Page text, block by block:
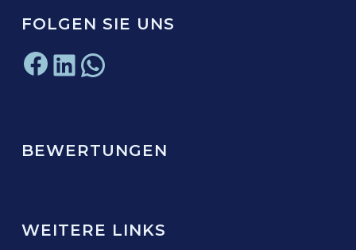
FOLGEN SIE UNS
Facebook
LinkedIn
BEWERTUNGEN
WEITERE LINKS